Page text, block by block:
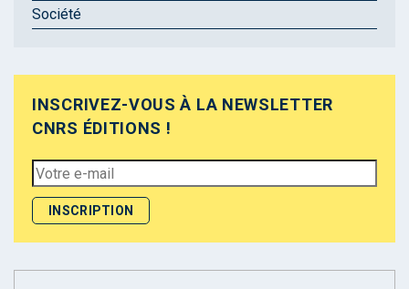
Société
INSCRIVEZ-VOUS À LA NEWSLETTER
CNRS ÉDITIONS !